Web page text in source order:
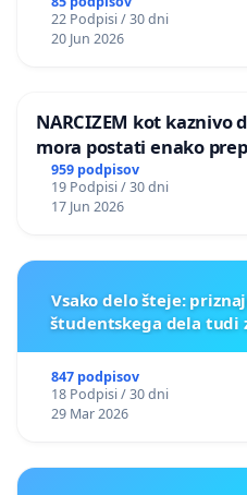
22 Podpisi / 30 dni
20 Jun 2026
NARCIZEM kot kaznivo
mora postati enako
nasilje
959 podpisov
19 Podpisi / 30 dni
17 Jun 2026
Vsako delo šteje:
študentskega dela tudi
847 podpisov
18 Podpisi / 30 dni
29 Mar 2026